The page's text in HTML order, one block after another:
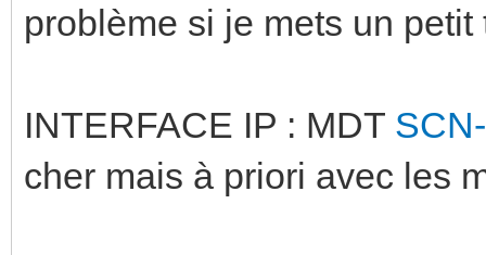
problème si je mets un
INTERFACE IP : MDT
cher mais à priori avec les